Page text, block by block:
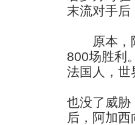
末流对手后
原本，阿
800场胜利
法国人，世
也没了威胁
后，阿加